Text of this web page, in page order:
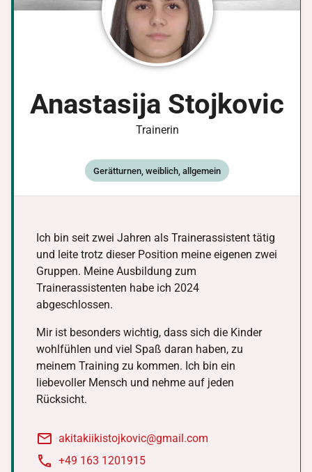
Anastasija Stojkovic
Trainerin
Gerätturnen, weiblich, allgemein
Ich bin seit zwei Jahren als Trainerassistent tätig
und leite trotz dieser Position meine eigenen zwei
Gruppen. Meine Ausbildung zum
Trainerassistenten habe ich 2024
abgeschlossen.
Mir ist besonders wichtig, dass sich die Kinder
wohlfühlen und viel Spaß daran haben, zu
meinem Training zu kommen. Ich bin ein
liebevoller Mensch und nehme auf jeden
Rücksicht.
akitakiikistojkovic@gmail.com
+49 163 1201915